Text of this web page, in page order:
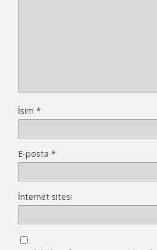
İsim *
E-posta *
İnternet sitesi